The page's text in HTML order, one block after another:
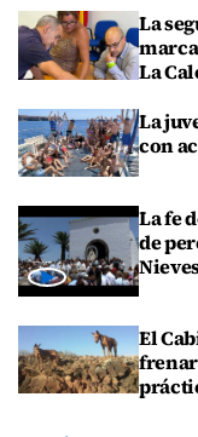
La
La
La
con
La fe
de
El
frenar